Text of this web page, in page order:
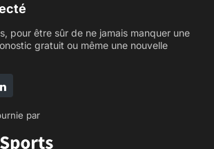
pour être sûr de ne jamais manquer une
gratuit ou même une nouvelle
par